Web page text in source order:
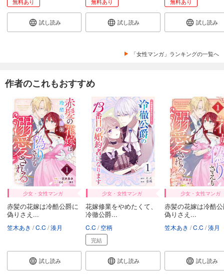
試し読み 試し読み 試し読み
「女性マンガ」ランキングの一覧へ
作者のこれもおすすめ
少女・女性マンガ
赤髪の花嫁は冷酷公爵に
偽りさえ...
笠木あき C.C 湊月
試し読み
少女・女性マンガ
花嫁修業をやめたくて、
冷徹公爵...
C.C 空柄
完結
試し読み
少女・女性マンガ
赤髪の花嫁は冷酷
偽りさえ...
笠木あき C.C 湊月
試し読み